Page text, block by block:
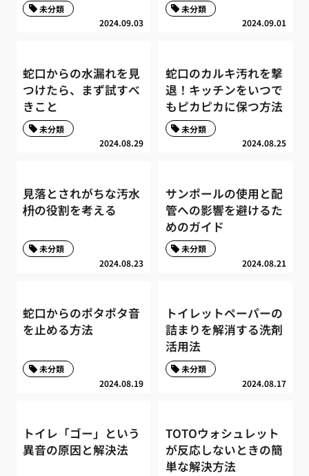
2024.09.03
未分類
2024.09.01
未分類
蛇口からの水漏れを見
つけたら、まず試すべ
きこと
2024.08.29
未分類
蛇口のカルキ汚れを撃
退！キッチンをいつで
もピカピカに保つ方法
2024.08.25
未分類
見落とされがちな汚水
枡の役割を考える
2024.08.23
未分類
サンポールの使用と配
管への影響を避けるた
めのガイド
2024.08.21
未分類
蛇口からのポタポタ音
を止める方法
2024.08.19
未分類
トイレットペーパーの
詰まりを解消する洗剤
活用法
2024.08.17
未分類
トイレ「ゴー」という
異音の原因と解決法
TOTOウォシュレット
が反応しないときの簡
単な解決方法